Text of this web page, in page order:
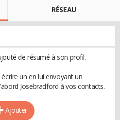
RÉSEAU
de résumé à son profil.
un en lui envoyant un
Josebradford à vos contacts.
Ajouter